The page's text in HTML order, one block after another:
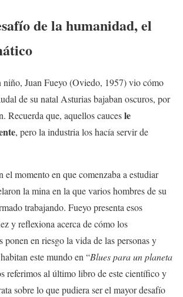
de la humanidad, el
niño, Juan Fueyo (Oviedo, 1957) vio cómo
de su natal Asturias bajaban oscuros, por
Recuerda que, aquellos caucesle
, pero la industria los hacía servir de
el momento en que comenzaba a estudiar
la mina en la que varios hombres de su
trabajando. Fueyo presenta esos
y reflexiona acerca de cómo los
ponen en riesgo la vida de las personas y
este mundo en “Blues para un planeta
referimos al último libro de este científico y
sobre lo que pudiera ser el mayor desafío